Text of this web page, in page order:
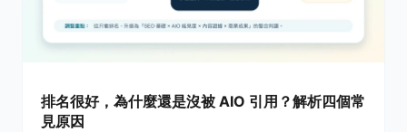
排名很好，為什麼還是沒被 AIO 引用？解析四個常
見原因